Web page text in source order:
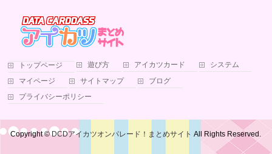
トップページ 遊び方 アイカツカード
システム
マイページ
サイトマップ
ブログ
プライバシーポリシー
Copyright ©DCDアイカツオンパレード！まとめサイト All Rights Reserved.